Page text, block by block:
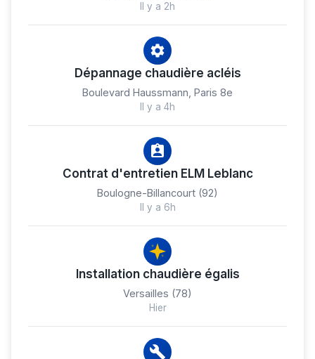
Il y a 2h
Dépannage chaudière acléis
Boulevard Haussmann, Paris 8e
Il y a 4h
Contrat d'entretien ELM Leblanc
Boulogne-Billancourt (92)
Il y a 6h
Installation chaudière égalis
Versailles (78)
Hier